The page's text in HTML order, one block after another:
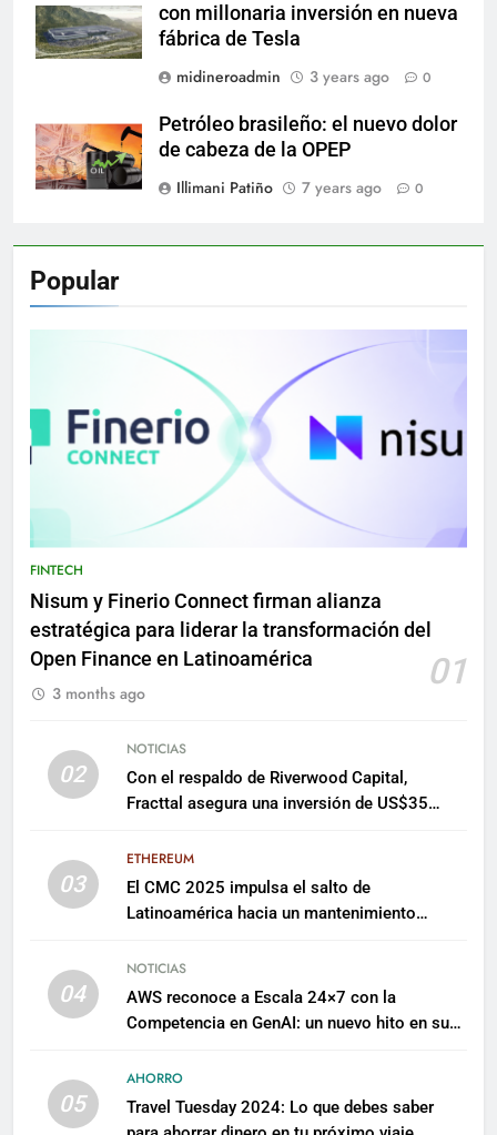
con millonaria inversión en nueva
fábrica de Tesla
midineroadmin
3 years ago 0
Petróleo brasileño: el nuevo dolor
de cabeza de la OPEP
Illimani Patiño
7 years ago 0
Popular
FINTECH
Nisum y Finerio Connect firman alianza
estratégica para liderar la transformación del
Open Finance en Latinoamérica
01
3 months ago
02
NOTICIAS
Con el respaldo de Riverwood Capital,
Fracttal asegura una inversión de US$35
03
ETHEREUM
El CMC 2025 impulsa el salto de
Latinoamérica hacia un mantenimiento
04
NOTICIAS
AWS reconoce a Escala 24×7 con la
Competencia en GenAI: un nuevo hito en su
05
AHORRO
Travel Tuesday 2024: Lo que debes saber